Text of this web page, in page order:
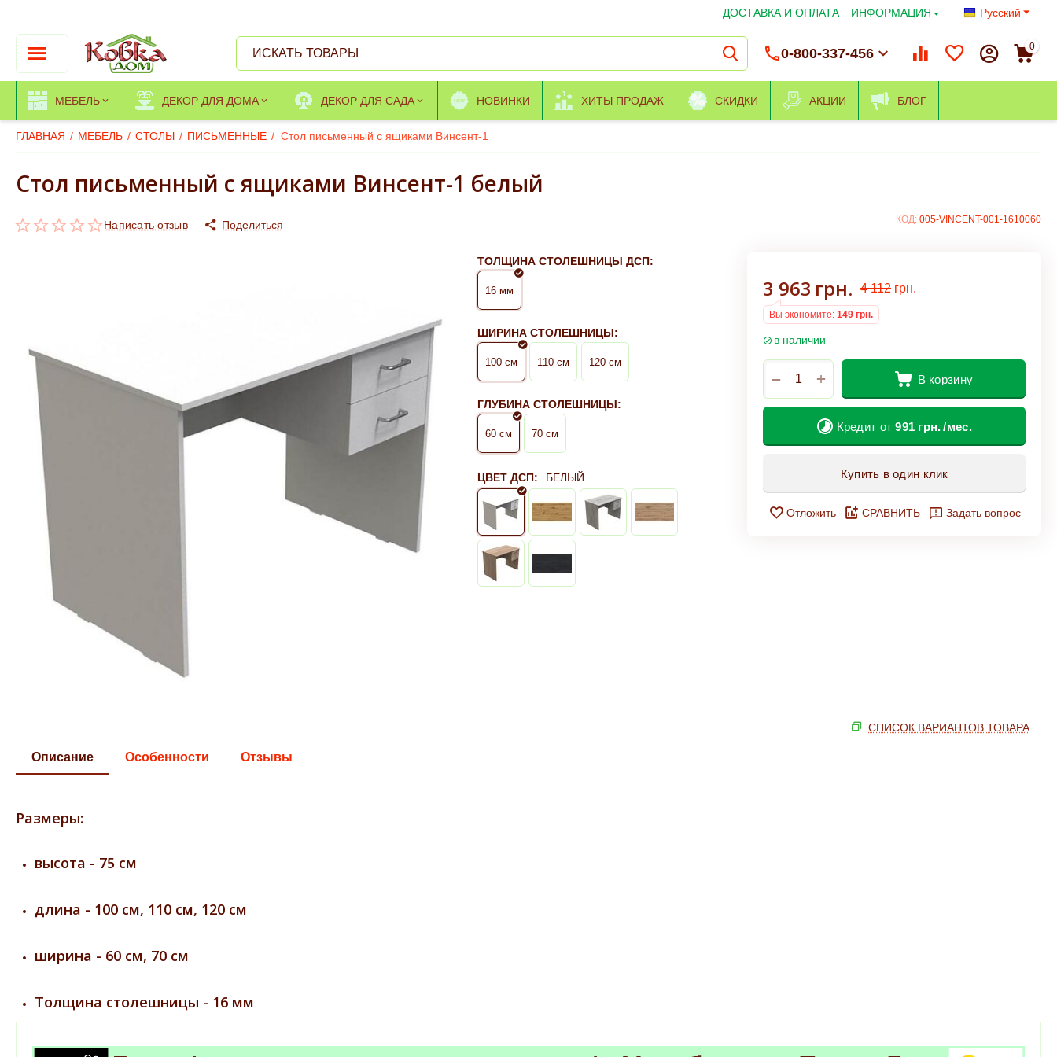
Русский
ДОСТАВКА И ОПЛАТА ИНФОРМАЦИЯ
0-800-337-456 0
МЕБЕЛЬ ДЕКОР ДЛЯ ДОМА ДЕКОР ДЛЯ САДА НОВИНКИ ХИТЫ ПРОДАЖ СКИДКИ АКЦИИ БЛОГ
ГЛАВНАЯ / МЕБЕЛЬ / СТОЛЫ / ПИСЬМЕННЫЕ / Стол письменный с ящиками Винсент-1
Стол письменный с ящиками Винсент-1 белый
Написать отзыв КОД: 005-VINCENT-001-1610060
Поделиться
ТОЛЩИНА СТОЛЕШНИЦЫ ДСП:
16 мм
ШИРИНА СТОЛЕШНИЦЫ:
100 см 110 см 120 см
ГЛУБИНА СТОЛЕШНИЦЫ:
60 см 70 см
ЦВЕТ ДСП: БЕЛЫЙ
3 963 грн. 4 112 грн.
Вы экономите: 149 грн.
в наличии
+
− В корзину
Кредит от991 грн. /мес.
Купить в один клик
Отложить СРАВНИТЬ Задать вопрос
СПИСОК ВАРИАНТОВ ТОВАРА
Описание Особенности Отзывы
Размеры:
высота - 75 см
длина - 100 см, 110 см, 120 см
ширина - 60 см, 70 см
Толщина столешницы - 16 мм